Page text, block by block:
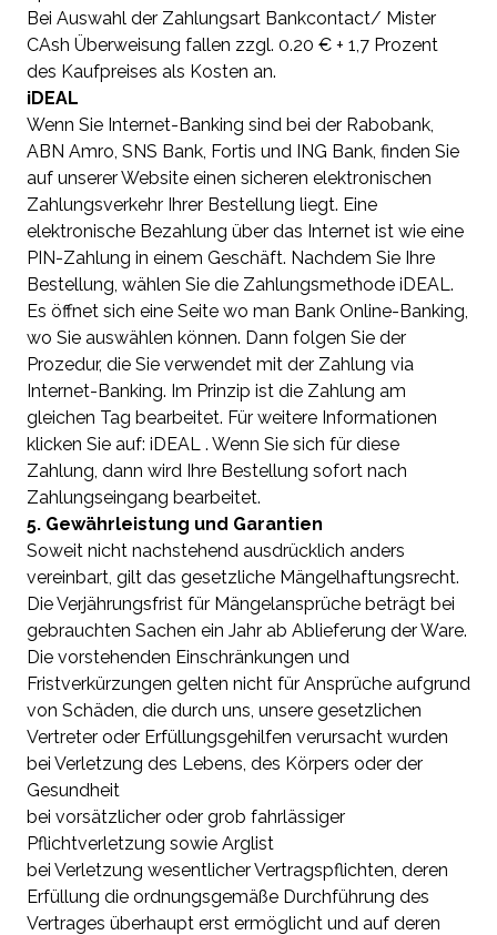
Bei Auswahl der Zahlungsart Bankcontact/ Mister
CAsh Überweisung fallen zzgl. 0.20 € + 1,7 Prozent
des Kaufpreises als Kosten an.
iDEAL
Wenn Sie Internet-Banking sind bei der Rabobank,
ABN Amro, SNS Bank, Fortis und ING Bank, finden Sie
auf unserer Website einen sicheren elektronischen
Zahlungsverkehr Ihrer Bestellung liegt. Eine
elektronische Bezahlung über das Internet ist wie eine
PIN-Zahlung in einem Geschäft. Nachdem Sie Ihre
Bestellung, wählen Sie die Zahlungsmethode iDEAL.
Es öffnet sich eine Seite wo man Bank Online-Banking,
wo Sie auswählen können. Dann folgen Sie der
Prozedur, die Sie verwendet mit der Zahlung via
Internet-Banking. Im Prinzip ist die Zahlung am
gleichen Tag bearbeitet. Für weitere Informationen
klicken Sie auf: iDEAL . Wenn Sie sich für diese
Zahlung, dann wird Ihre Bestellung sofort nach
Zahlungseingang bearbeitet.
5. Gewährleistung und Garantien
Soweit nicht nachstehend ausdrücklich anders
vereinbart, gilt das gesetzliche Mängelhaftungsrecht.
Die Verjährungsfrist für Mängelansprüche beträgt bei
gebrauchten Sachen ein Jahr ab Ablieferung der Ware.
Die vorstehenden Einschränkungen und
Fristverkürzungen gelten nicht für Ansprüche aufgrund
von Schäden, die durch uns, unsere gesetzlichen
Vertreter oder Erfüllungsgehilfen verursacht wurden
bei Verletzung des Lebens, des Körpers oder der
Gesundheit
bei vorsätzlicher oder grob fahrlässiger
Pflichtverletzung sowie Arglist
bei Verletzung wesentlicher Vertragspflichten, deren
Erfüllung die ordnungsgemäße Durchführung des
Vertrages überhaupt erst ermöglicht und auf deren